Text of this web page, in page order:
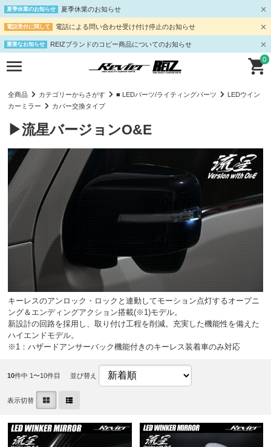
夏季休業のお知らせ 夏季休業のお知らせ
電話受付に関して 電話による問い合わせ受け付け停止のお知らせ
重要なお知らせ REIZブランドのコピー商品についてのお知らせ
0
全商品 カテゴリーからさがす ■ LEDパーツ/ライティングパーツ
LEDウイン
カーミラー
カバー交換タイプ
▶流星バージョンO&E
キーレスのアンロック・ロックと連動してモーション点灯するオープニ
ング＆エンディングアクション搭載(※1)モデル。
新設計の回路を採用し、取り付け工程を削減。充実した機能性を備えた
ハイエンドモデル。
※1：ハザードアンサーバック機能付きのキーレス装着車のみ対応
10件中 1〜10件目 並び替え
表示切替